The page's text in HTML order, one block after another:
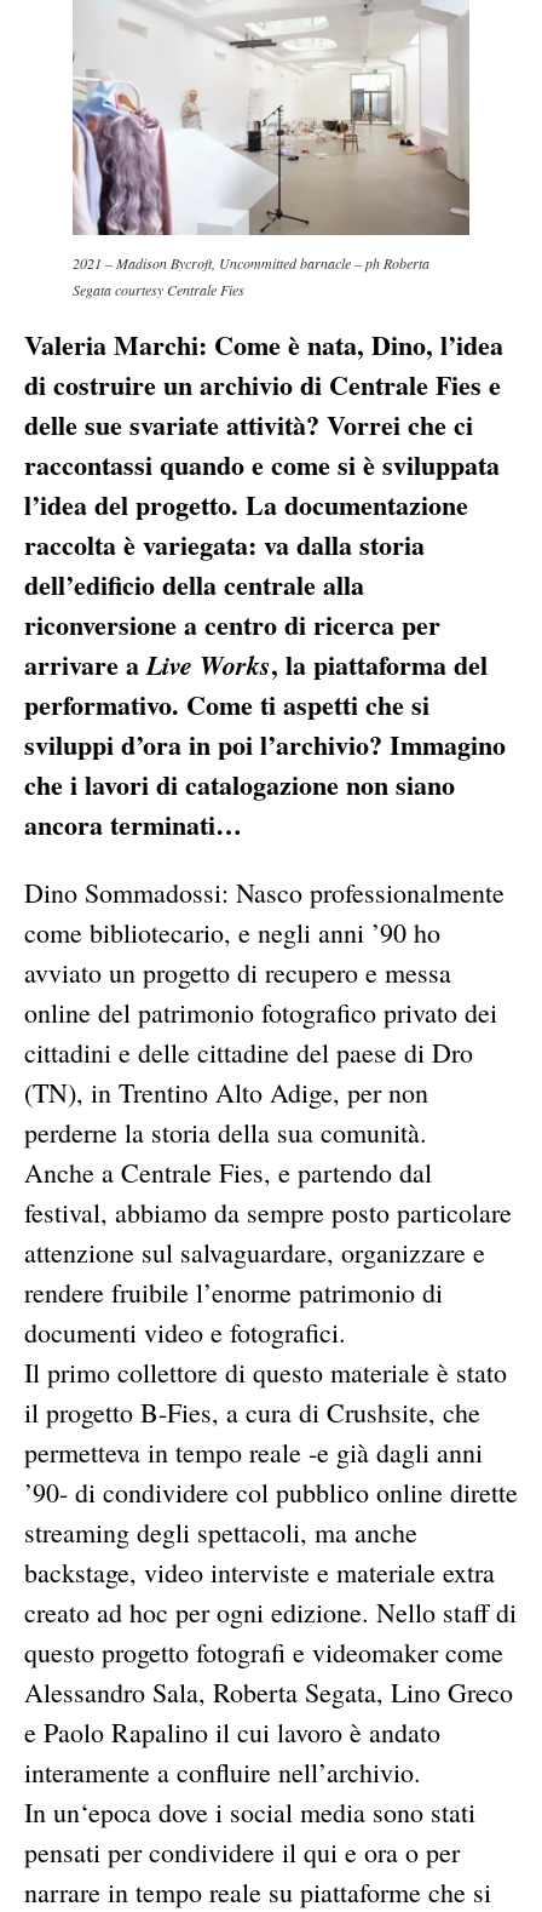
2021 – Madison Bycroft, Uncommitted barnacle – ph Roberta
Segata courtesy Centrale Fies
Valeria Marchi: Come è nata, Dino, l’idea
di costruire un archivio di Centrale Fies e
delle sue svariate attività? Vorrei che ci
raccontassi quando e come si è sviluppata
l’idea del progetto. La documentazione
raccolta è variegata: va dalla storia
dell’edificio della centrale alla
riconversione a centro di ricerca per
arrivare aLive Works, la piattaforma del
performativo. Come ti aspetti che si
sviluppi d’ora in poi l’archivio? Immagino
che i lavori di catalogazione non siano
ancora terminati…
Dino Sommadossi: Nasco professionalmente
come bibliotecario, e negli anni ’90 ho
avviato un progetto di recupero e messa
online del patrimonio fotografico privato dei
cittadini e delle cittadine del paese di Dro
(TN), in Trentino Alto Adige, per non
perderne la storia della sua comunità.
Anche a Centrale Fies, e partendo dal
festival, abbiamo da sempre posto particolare
attenzione sul salvaguardare, organizzare e
rendere fruibile l’enorme patrimonio di
documenti video e fotografici.
Il primo collettore di questo materiale è stato
il progetto B-Fies, a cura di Crushsite, che
permetteva in tempo reale -e già dagli anni
’90- di condividere col pubblico online dirette
streaming degli spettacoli, ma anche
backstage, video interviste e materiale extra
creato ad hoc per ogni edizione. Nello staff di
questo progetto fotografi e videomaker come
Alessandro Sala, Roberta Segata, Lino Greco
e Paolo Rapalino il cui lavoro è andato
interamente a confluire nell’archivio.
In un‘epoca dove i social media sono stati
pensati per condividere il qui e ora o per
narrare in tempo reale su piattaforme che si